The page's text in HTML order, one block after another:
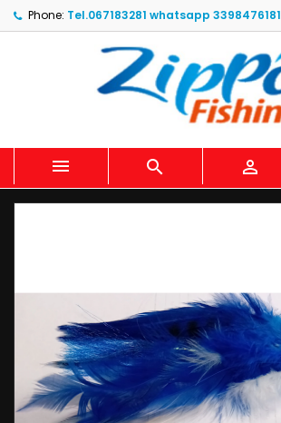
Phone: Tel.067183281 whatsapp 3398476181
  